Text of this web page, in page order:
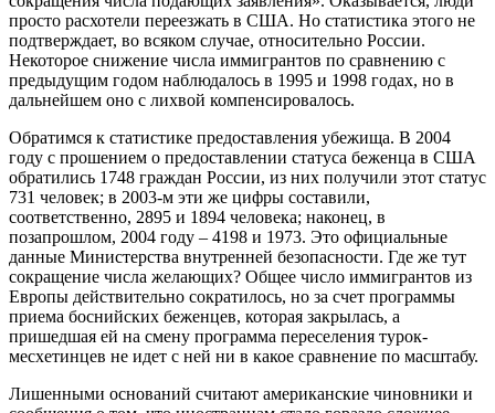
просто расхотели переезжать в США. Но статистика этого не
подтверждает, во всяком случае, относительно России.
Некоторое снижение числа иммигрантов по сравнению с
предыдущим годом наблюдалось в 1995 и 1998 годах, но в
дальнейшем оно с лихвой компенсировалось.
Обратимся к статистике предоставления убежища. В 2004
году с прошением о предоставлении статуса беженца в США
обратились 1748 граждан России, из них получили этот статус
731 человек; в 2003-м эти же цифры составили,
соответственно, 2895 и 1894 человека; наконец, в
позапрошлом, 2004 году – 4198 и 1973. Это официальные
данные Министерства внутренней безопасности. Где же тут
сокращение числа желающих? Общее число иммигрантов из
Европы действительно сократилось, но за счет программы
приема боснийских беженцев, которая закрылась, а
пришедшая ей на смену программа переселения турок-
месхетинцев не идет с ней ни в какое сравнение по масштабу.
Лишенными оснований считают американские чиновники и